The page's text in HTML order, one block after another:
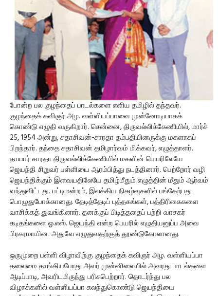
போன்ற பல குழந்தைப் பாடல்களை எளிய தமிழில் தந்தவர்.
குழந்தைக் கவிஞர் அழ. வள்ளியப்பாவை முன்னோடியாகக்
கொண்டு எழுதி வருகிறார். சென்னை, திருவல்லிக்கேணியில், மார்ச்
25, 1954 அன்று, சதாசிவன்-சாரதா தம்பதியினருக்கு மகளாகப்
பிறந்தார். தந்தை சதாசிவன் தமிழார்வம் மிக்கவர், எழுத்தாளர்.
தாயார் சாரதா திருவல்லிக்கேணியில் மகளின் பெயரிலேயே
ஜெயந்தி சிறுவர் பள்ளியை ஆரம்பித்து நடத்தினார். பெற்றோர் வழி
ஜெயந்திக்கும் இளவயதிலேயே தமிழ்மீதும் எழுத்தின் மீதும் ஆர்வம்
வந்துவிட்டது. பட்டிமன்றம், இலக்கிய நிகழ்வுகளில் பங்கேற்பது
பொழுதுபோக்கானது. தேடித்தேடிப் புத்தகங்கள், பத்திரிகைகளை
வாசிக்கத் துவங்கினார். தனக்குப் பிடித்ததைப் பற்றி வாசகர்
கடிதங்களை ஓ.எஸ். ஜெயந்தி என்ற பெயரில் எழுதியனுப்ப அவை
பிரசுரமாயின. அதுவே எழுதுவதற்குத் தூண்டுகோலானது.
ஒருமுறை பள்ளி விழாவிற்கு குழந்தைக் கவிஞர் அழ. வள்ளியப்பா
தலைமை தாங்கியபோது அவர் முன்னிலையில் அவரது பாடல்களை
ஆடிப்பாடி, அவரிடமிருந்து பரிசுபெற்றார். தொடர்ந்து பல
விழாக்களில் வள்ளியப்பா கலந்துகொண்டு ஜெயந்தியை